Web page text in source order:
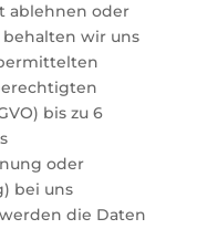
ablehnen oder
wir uns
bis zu 6
oder
bei uns
die Daten